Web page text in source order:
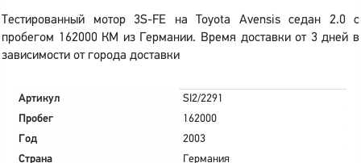
Тестированный мотор 3S-FE на Toyota Avensis седан 2.0 с
пробегом 162000 КМ из Германии. Время доставки от 3 дней в
зависимости от города доставки
Артикул
SI2/2291
Пробег
162000
Год
2003
Страна
Германия